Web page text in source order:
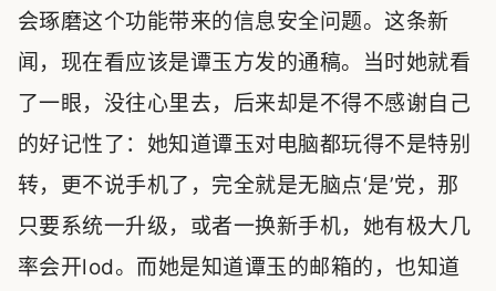
会琢磨这个功能带来的信息安全问题。这条新
闻，现在看应该是谭玉方发的通稿。当时她就看
了一眼，没往心里去，后来却是不得不感谢自己
的好记性了：她知道谭玉对电脑都玩得不是特别
转，更不说手机了，完全就是无脑点‘是’党，那
只要系统一升级，或者一换新手机，她有极大几
率会开lod。而她是知道谭玉的邮箱的，也知道